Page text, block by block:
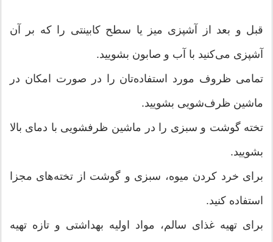
قبل و بعد از آشپزی میز یا سطح کابینتی را که بر آن
آشپزی می‌کنید با آب و صابون بشویید.
تمامی ظروف مورد استفاده‌تان را در صورت امکان در
ماشین ظرف‌شویی بشویید.
تخته گوشت و سبزی را در ماشین ظرفشویی با دمای بالا
بشویید.
برای خرد کردن میوه، سبزی و گوشت از تخته‌های مجزا
استفاده کنید.
برای تهیه غذای سالم، مواد اولیه بهداشتی و تازه تهیه